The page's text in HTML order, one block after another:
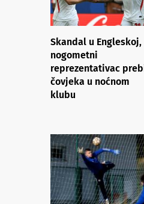
Skandal u Engleskoj,
nogometni
reprezentativac
čovjeka u noćnom
klubu